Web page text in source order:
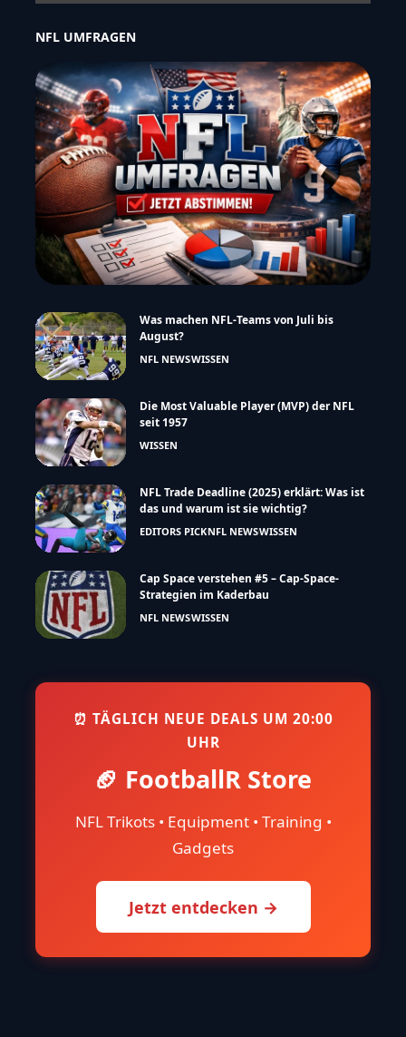
NFL UMFRAGEN
Was machen NFL-Teams von Juli bis
August?
NFL NEWSWISSEN
Die Most Valuable Player (MVP) der NFL
seit 1957
WISSEN
NFL Trade Deadline (2025) erklärt: Was ist
das und warum ist sie wichtig?
EDITORS PICKNFL NEWSWISSEN
Cap Space verstehen #5 – Cap-Space-
Strategien im Kaderbau
NFL NEWSWISSEN
⏰ TÄGLICH NEUE DEALS UM 20:00
UHR
🏈 FootballR Store
NFL Trikots • Equipment • Training •
Gadgets
Jetzt entdecken →